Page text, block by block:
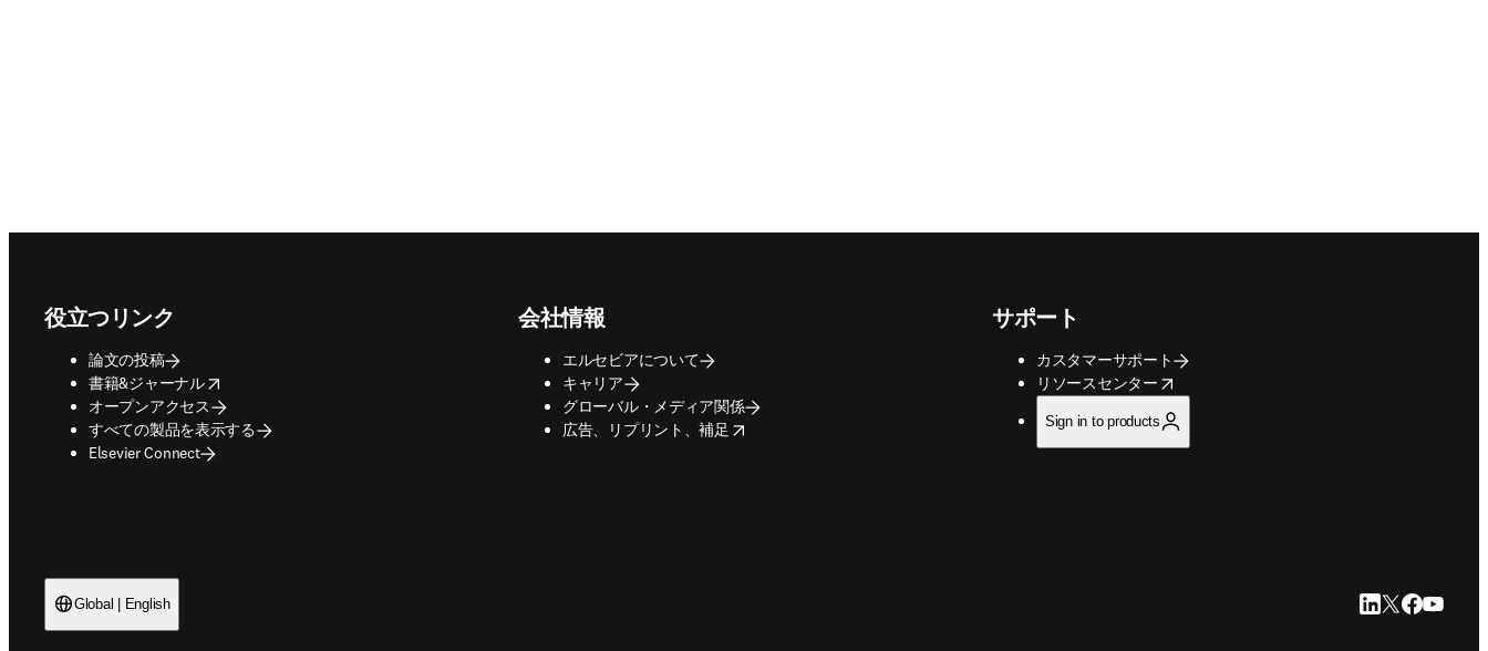
役立つリンク
論文の投稿
書籍&ジャーナル
opens in new tab/window
オープンアクセス
すべての製品を表示する
Elsevier Connect
会社情報
エルセビアについて
キャリア
グローバル・メディア関係
広告、リプリント、補足
opens in new tab/window
サポート
カスタマーサポート
リソースセンター
opens in new tab/window
Sign in to products
Global | English LinkedIn 新しい
Twitter 新しい
Facebook
YouTube